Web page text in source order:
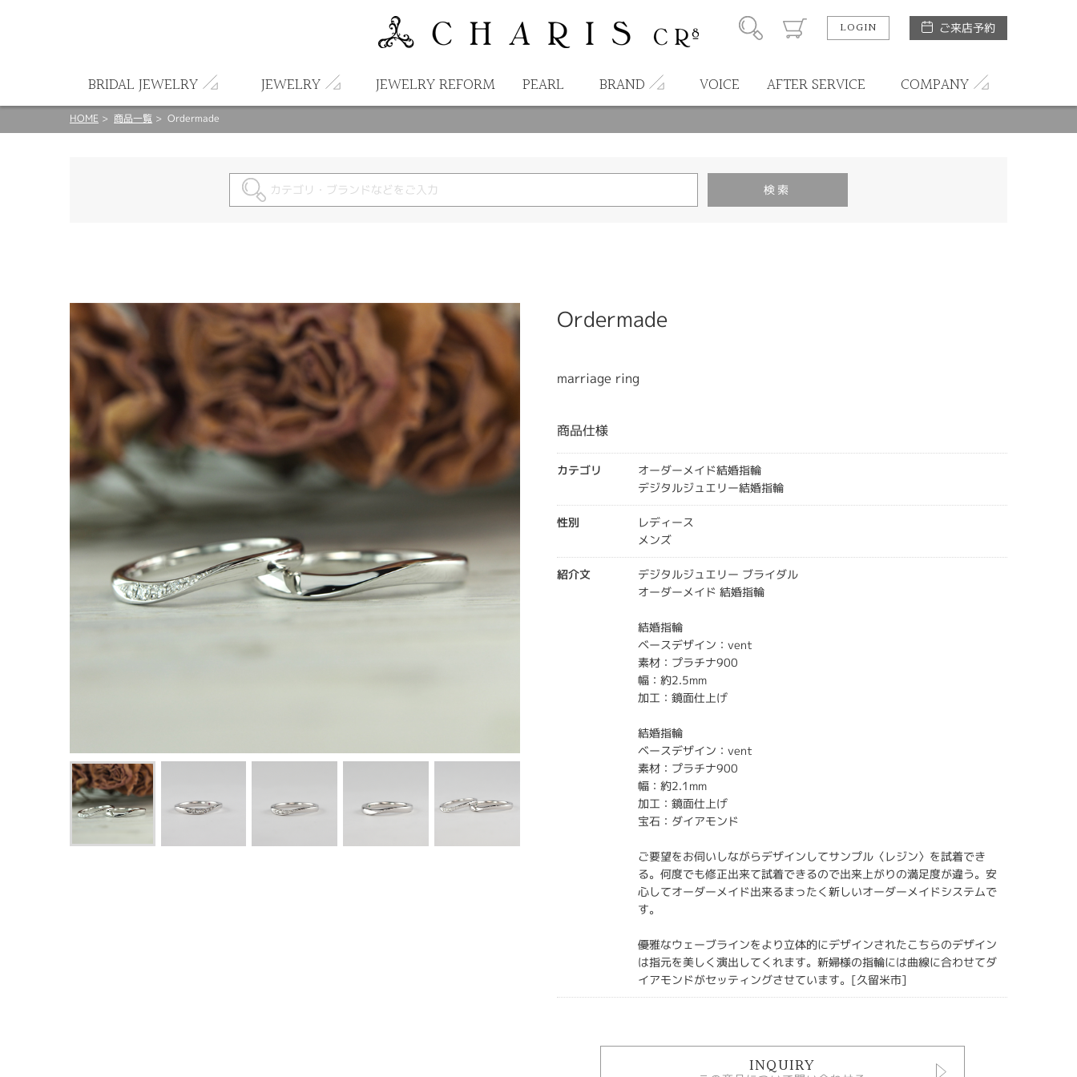
LOGIN ご来店予約
BRIDAL JEWELRY JEWELRY JEWELRY REFORM PEARL BRAND VOICE AFTER SERVICE COMPANY
HOME 商品一覧 Ordermade
Ordermade
marriage ring
商品仕様
カテゴリ
オーダーメイド結婚指輪
デジタルジュエリー結婚指輪
性別
レディース
メンズ
紹介文
デジタルジュエリー ブライダル
オーダーメイド 結婚指輪
結婚指輪
ベースデザイン：vent
素材：プラチナ900
幅：約2.5mm
加工：鏡面仕上げ
結婚指輪
ベースデザイン：vent
素材：プラチナ900
幅：約2.1mm
加工：鏡面仕上げ
宝石：ダイアモンド
ご要望をお伺いしながらデザインしてサンプル〈レジン〉を試着でき
る。何度でも修正出来て試着できるので出来上がりの満足度が違う。安
心してオーダーメイド出来るまったく新しいオーダーメイドシステムで
す。
優雅なウェーブラインをより立体的にデザインされたこちらのデザイン
は指元を美しく演出してくれます。新婦様の指輪には曲線に合わせてダ
イアモンドがセッティングさせています。[久留米市]
INQUIRY